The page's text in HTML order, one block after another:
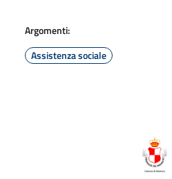
Argomenti:
Assistenza sociale